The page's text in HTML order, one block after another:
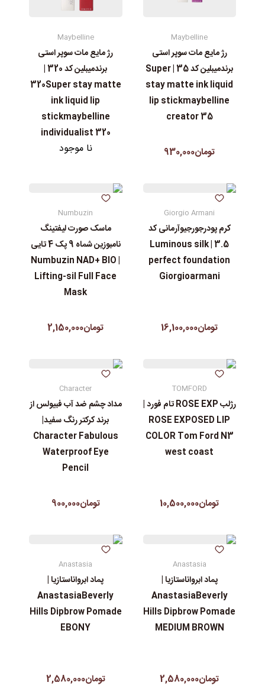
Maybelline
رژ مایع مات سوپر استی‌
برندمیبلین کد 35 | Super
stay matte ink liquid
lip stickmaybelline
creator 35
تومان930,000
Maybelline
رژ مایع مات سوپر استی‌
برندمیبلین کد 320 |
320Super stay matte
ink liquid lip
stickmaybelline
individualist 320
نا موجود
Giorgio Armani
کرم پودرجورجیوآرمانی کد
3.5 | Luminous silk
perfect foundation
Giorgioarmani
تومان16,100,000
Numbuzin
ماسک صورت لیفتینگ
نامبوزین شماه 9 پک 4 تایی
| Numbuzin NAD+ BIO
Lifting-sil Full Face
Mask
تومان2,150,000
TOMFORD
رژلب ROSE EXP تام فورد |
ROSE EXPOSED LIP
COLOR Tom Ford N3
west coast
تومان10,500,000
Character
مداد چشم ضد آب فبیولس از
برند کرکتر رنگ سفید|
Character Fabulous
Waterproof Eye
Pencil
تومان900,000
Anastasia
پماد ابرواناستازیا |
AnastasiaBeverly
Hills Dipbrow Pomade
MEDIUM BROWN
تومان2,580,000
Anastasia
پماد ابرواناستازیا |
AnastasiaBeverly
Hills Dipbrow Pomade
EBONY
تومان2,580,000